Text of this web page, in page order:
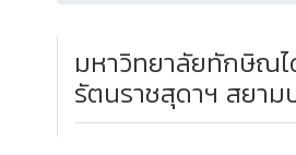
มหาวิทยาลัยทักษิณไ
รัตนราชสุดาฯ สยาม